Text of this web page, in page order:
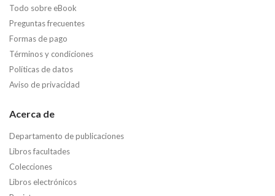
Todo sobre eBook
Preguntas frecuentes
Formas de pago
Términos y condiciones
Políticas de datos
Aviso de privacidad
Acerca de
Departamento de publicaciones
Libros facultades
Colecciones
Libros electrónicos